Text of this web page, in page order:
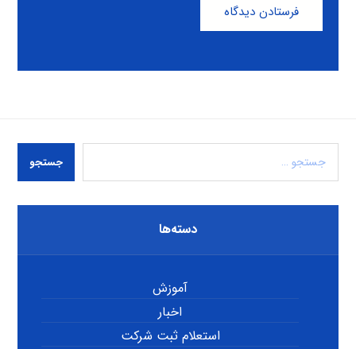
فرستادن دیدگاه
جستجو
دسته‌ها
آموزش
اخبار
استعلام ثبت شرکت